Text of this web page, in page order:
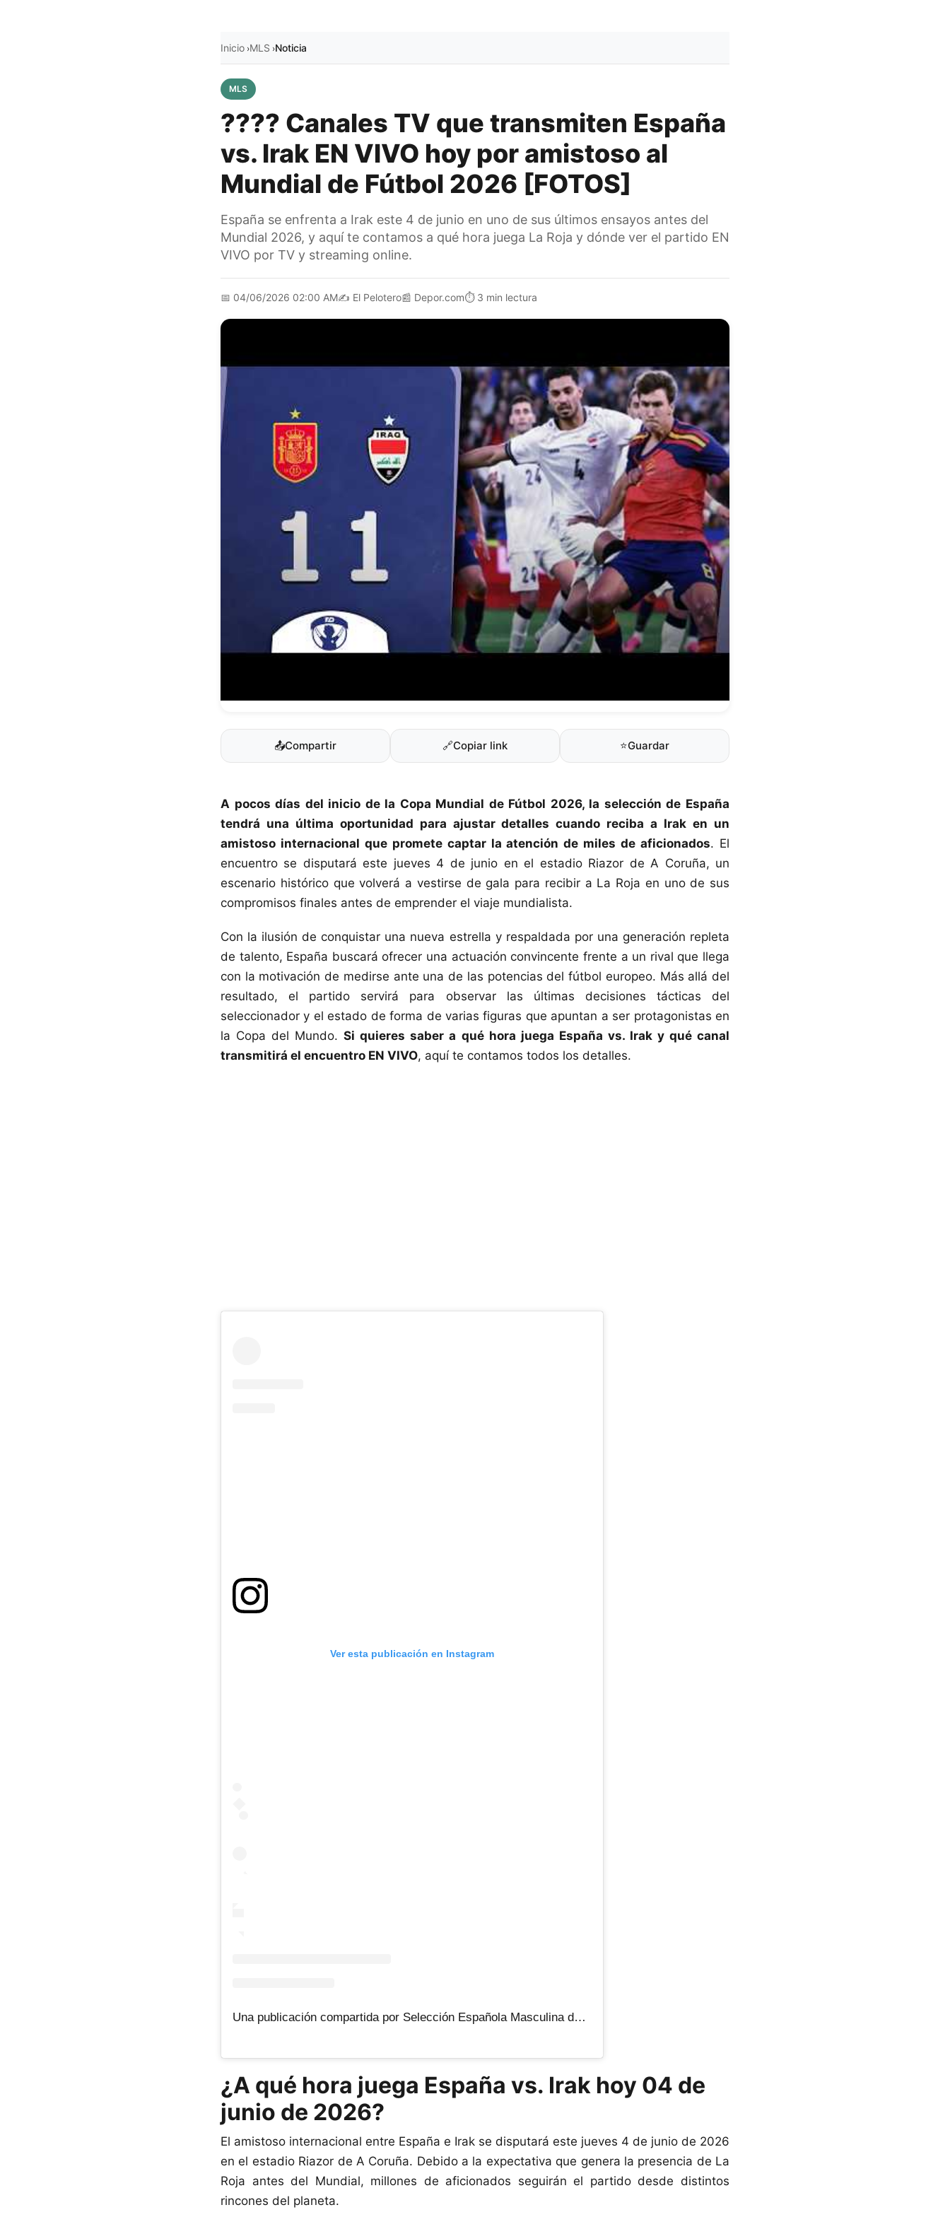
Inicio ›MLS ›Noticia
MLS
???? Canales TV que transmiten España
vs. Irak EN VIVO hoy por amistoso al
Mundial de Fútbol 2026 [FOTOS]
España se enfrenta a Irak este 4 de junio en uno de sus últimos ensayos antes del
Mundial 2026, y aquí te contamos a qué hora juega La Roja y dónde ver el partido EN
VIVO por TV y streaming online.
📅 04/06/2026 02:00 AM✍️ El Pelotero📰 Depor.com⏱️ 3 min lectura
📤Compartir 🔗Copiar link ⭐Guardar
A pocos días del inicio de la Copa Mundial de Fútbol 2026, la selección de España
tendrá una última oportunidad para ajustar detalles cuando reciba a Irak en un
amistoso internacional que promete captar la atención de miles de aficionados. El
encuentro se disputará este jueves 4 de junio en el estadio Riazor de A Coruña, un
escenario histórico que volverá a vestirse de gala para recibir a La Roja en uno de sus
compromisos finales antes de emprender el viaje mundialista.
Con la ilusión de conquistar una nueva estrella y respaldada por una generación repleta
de talento, España buscará ofrecer una actuación convincente frente a un rival que llega
con la motivación de medirse ante una de las potencias del fútbol europeo. Más allá del
resultado, el partido servirá para observar las últimas decisiones tácticas del
seleccionador y el estado de forma de varias figuras que apuntan a ser protagonistas en
la Copa del Mundo.Si quieres saber a qué hora juega España vs. Iraky qué canal
transmitirá el encuentro EN VIVO, aquí te contamos todos los detalles.
Ver esta publicación en Instagram
Una publicación compartida por Selección Española Masculina de Fútbol (@sefutbol)
¿A qué hora juega España vs. Irak hoy 04 de
junio de 2026?
El amistoso internacional entre España e Irak se disputará este jueves 4 de junio de 2026
en el estadio Riazor de A Coruña. Debido a la expectativa que genera la presencia de La
Roja antes del Mundial, millones de aficionados seguirán el partido desde distintos
rincones del planeta.